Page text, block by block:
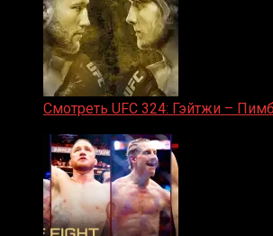
Смотреть UFC 324: Гэйтжи –